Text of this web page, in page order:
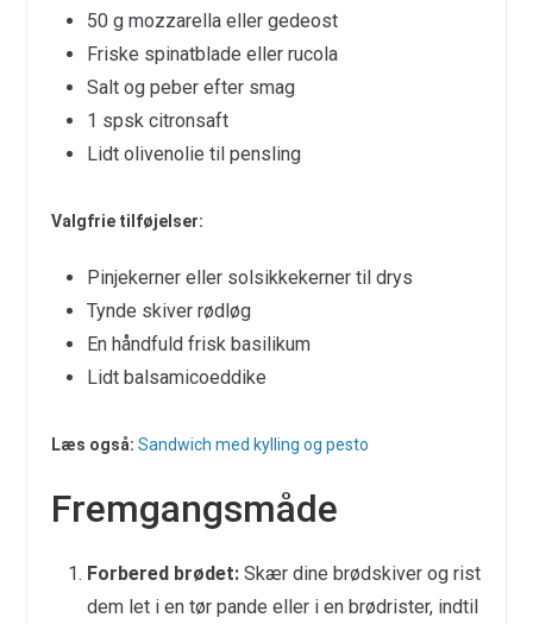
50 g mozzarella eller gedeost
Friske spinatblade eller rucola
Salt og peber efter smag
1 spsk citronsaft
Lidt olivenolie til pensling
Valgfrie tilføjelser:
Pinjekerner eller solsikkekerner til drys
Tynde skiver rødløg
En håndfuld frisk basilikum
Lidt balsamicoeddike
Læs også: Sandwich med kylling og pesto
Fremgangsmåde
Forbered brødet:Skær dine brødskiver og rist
dem let i en tør pande eller i en brødrister, indtil